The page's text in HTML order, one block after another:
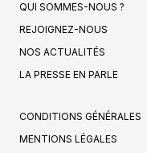
QUI SOMMES-NOUS ?
REJOIGNEZ-NOUS
NOS ACTUALITÉS
LA PRESSE EN PARLE
CONDITIONS GÉNÉRALES
MENTIONS LÉGALES